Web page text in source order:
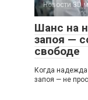
Новости 3D
Шанс на
запоя —
свободе
Когда
запоя — не